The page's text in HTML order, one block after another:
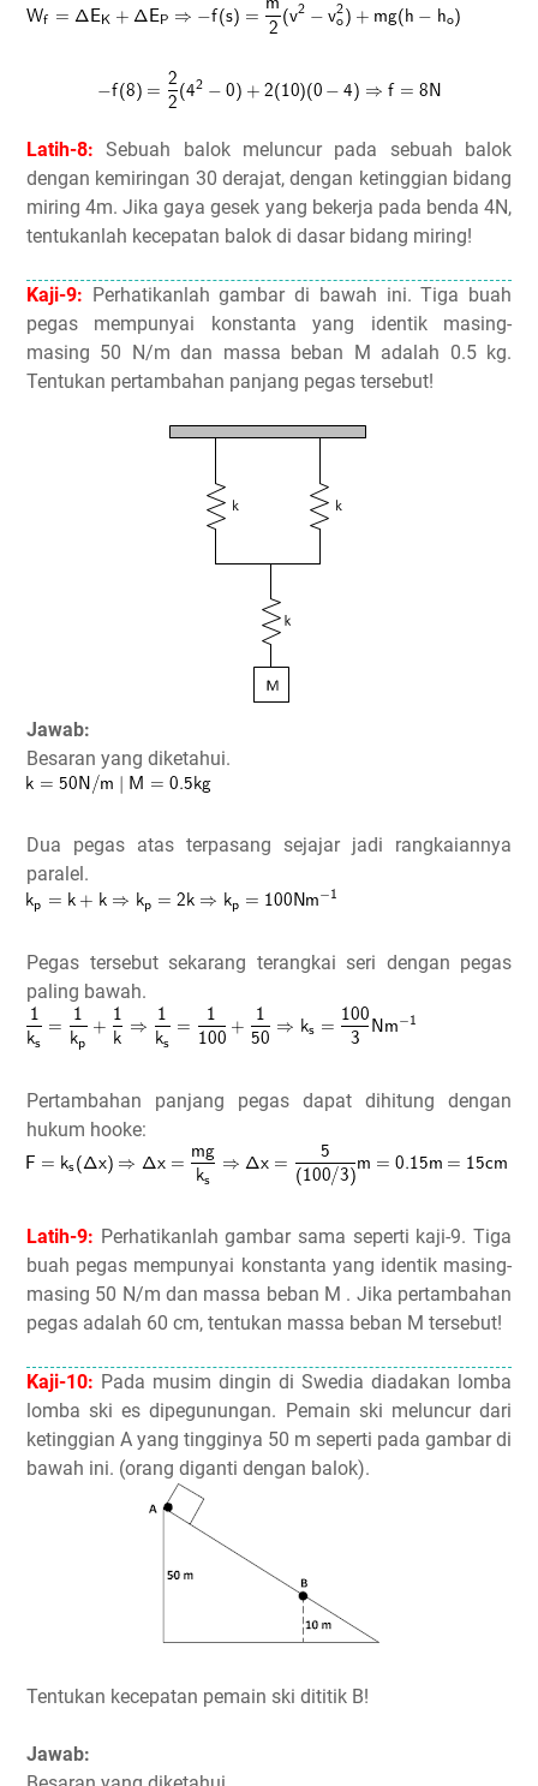
Latih-8: Sebuah balok meluncur pada sebuah balok
dengan kemiringan 30 derajat, dengan ketinggian bidang
miring 4m. Jika gaya gesek yang bekerja pada benda 4N,
tentukanlah kecepatan balok di dasar bidang miring!
Kaji-9: Perhatikanlah gambar di bawah ini. Tiga buah
pegas mempunyai konstanta yang identik masing-
masing 50 N/m dan massa beban M adalah 0.5 kg.
Tentukan pertambahan panjang pegas tersebut!
Jawab:
Besaran yang diketahui.
Dua pegas atas terpasang sejajar jadi rangkaiannya
paralel.
Pegas tersebut sekarang terangkai seri dengan pegas
paling bawah.
Pertambahan panjang pegas dapat dihitung dengan
hukum hooke:
Latih-9: Perhatikanlah gambar sama seperti kaji-9. Tiga
buah pegas mempunyai konstanta yang identik masing-
masing 50 N/m dan massa beban M . Jika pertambahan
pegas adalah 60 cm, tentukan massa beban M tersebut!
Kaji-10: Pada musim dingin di Swedia diadakan lomba
lomba ski es dipegunungan. Pemain ski meluncur dari
ketinggian A yang tingginya 50 m seperti pada gambar di
bawah ini. (orang diganti dengan balok).
Tentukan kecepatan pemain ski dititik B!
Jawab: